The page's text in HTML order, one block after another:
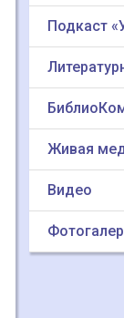
Подкаст
Живая
Видео